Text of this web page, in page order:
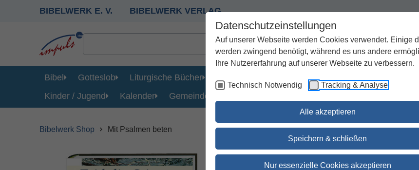
Datenschutzeinstellungen
Auf unserer Webseite werden Cookies verwendet. Einige
werden zwingend benötigt, während es uns andere
Ihre Nutzererfahrung auf unserer Webseite zu verbessern.
Technisch Notwendig Tracking & Analyse
Alle akzeptieren
Speichern & schließen
Nur essenzielle Cookies akzeptieren
BIBELWERK E. V. BIBELWERK VERLAG
Bibel Gotteslob Liturgische Bücher Geschenke Kirchenjahr /
Kinder / Jugend
Kalender Gemeinde
Bibelwerk Shop Mit Psalmen beten
Mit Psalmen beten